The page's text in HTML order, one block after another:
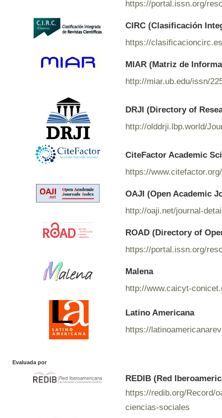
https://portal.issn.org/
CIRC (Clasificación
https://
MIAR (Matriz de
http://miar.ub.edu/issn/
DRJI (Directory of
http://olddrji.lbp.world/
CiteFactor Academic
https://
OAJI (Open Academic
http://oaji.net/journal-
ROAD (Directory of
https://portal.issn.org/
Malena
http://www.caicyt-
Latino Americana
https://
Evaluada por
REDIB (Red
https://redib.org/Record/
ciencias-sociales